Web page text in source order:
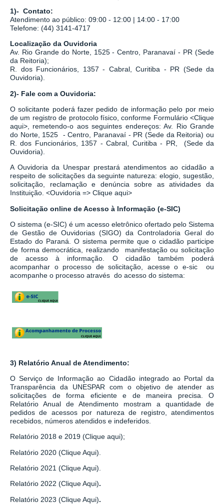
1)- Contato:
Atendimento ao público: 09:00 - 12:00 | 14:00 - 17:00
Telefone: (44) 3141-4717
Localização da Ouvidoria
Av. Rio Grande do Norte, 1525 - Centro, Paranavaí - PR (Sede
da Reitoria);
R. dos Funcionários, 1357 - Cabral, Curitiba - PR (Sede da
Ouvidoria).
2)- Fale com a Ouvidoria:
O solicitante poderá fazer pedido de informação pelo por meio
de um registro de protocolo físico, conforme Formulário <Clique
aqui> , remetendo-o aos seguintes endereços: Av. Rio Grande
do Norte, 1525 - Centro, Paranavaí - PR (Sede da Reitoria) ou
R. dos Funcionários, 1357 - Cabral, Curitiba - PR,
(Sede da
Ouvidoria).
A Ouvidoria da Unespar prestará atendimentos ao cidadão a
respeito de solicitações da seguinte natureza: elogio, sugestão,
solicitação, reclamação e denúncia sobre as atividades da
Instituição. <Ouvidoria => Clique aqui>
Solicitação online de Acesso à Informação (e-SIC)
O sistema (e-SIC) é um acesso eletrônico ofertado pelo Sistema
de Gestão de Ouvidorias (SIGO) da Controladoria Geral do
Estado do Paraná. O sistema permite que o cidadão participe
de forma democrática, realizando manifestação ou solicitação
de acesso à informação. O cidadão também poderá
acompanhar o processo de solicitação, acesse o e-sic ou
acompanhe o processo através do acesso do sistema:
3) Relatório Anual de Atendimento:
O Serviço de Informação ao Cidadão integrado aoPortal da
Transparência da UNESPAR
com o objetivo de atender as
solicitações de forma eficiente e de maneira precisa. O
Relatório Anual de Atendimento mostram a quantidade de
pedidos de acessos por natureza de registro, atendimentos
recebidos, números atendidos e indeferidos.
Relatório 2018 e 2019 (Clique aqui);
Relatório 2020 (Clique Aqui).
Relatório 2021 (Clique Aqui).
Relatório 2022 (Clique Aqui).
Relatório 2023 (Clique Aqui).